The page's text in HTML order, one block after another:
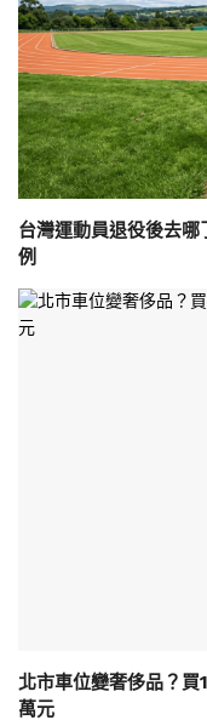
台灣運動員退役後去
例
北市車位變奢侈品？
萬元